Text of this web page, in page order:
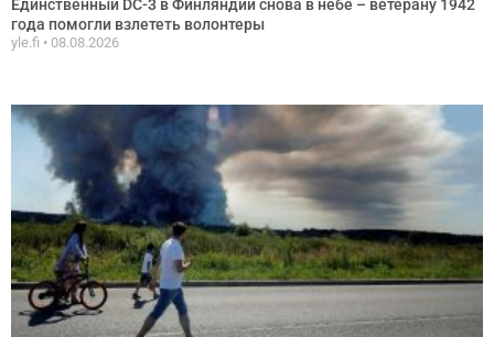
Единственный DC-3 в Финляндии снова в небе – ветерану 1942
года помогли взлететь волонтеры
yle.fi 08.08.2026